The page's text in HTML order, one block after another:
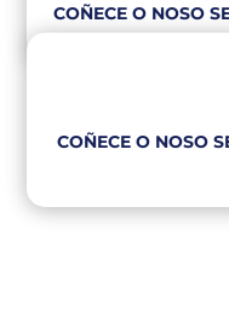
COÑECE O NOSO
COÑECE O NOSO